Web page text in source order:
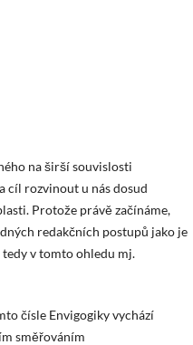
na širší souvislosti
cíl rozvinout u nás dosud
Protože právě začínáme,
redakčních postupů jako je
tedy v tomto ohledu mj.
čísle Envigogiky vychází
směřováním